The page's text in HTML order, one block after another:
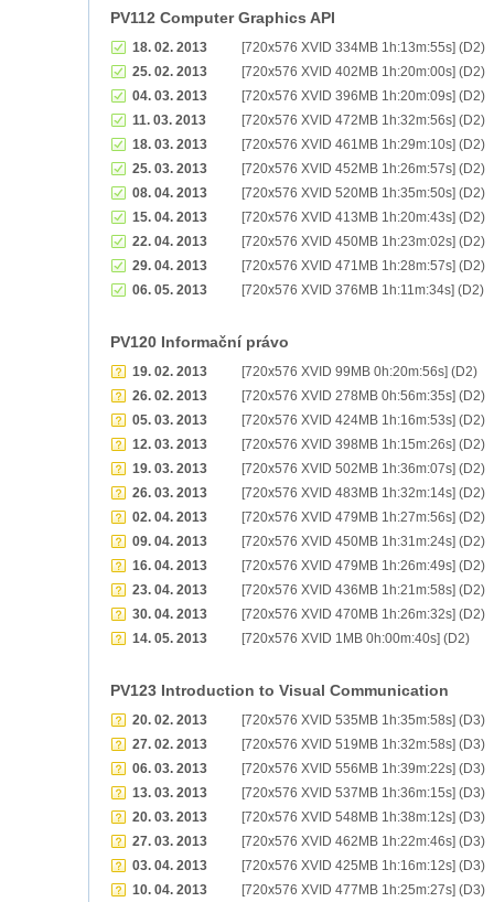
PV112 Computer Graphics API
18. 02. 2013
[720x576 XVID 334MB 1h:13m:55s] (D2)
25. 02. 2013
[720x576 XVID 402MB 1h:20m:00s] (D2)
04. 03. 2013
[720x576 XVID 396MB 1h:20m:09s] (D2)
11. 03. 2013
[720x576 XVID 472MB 1h:32m:56s] (D2)
18. 03. 2013
[720x576 XVID 461MB 1h:29m:10s] (D2)
25. 03. 2013
[720x576 XVID 452MB 1h:26m:57s] (D2)
08. 04. 2013
[720x576 XVID 520MB 1h:35m:50s] (D2)
15. 04. 2013
[720x576 XVID 413MB 1h:20m:43s] (D2)
22. 04. 2013
[720x576 XVID 450MB 1h:23m:02s] (D2)
29. 04. 2013
[720x576 XVID 471MB 1h:28m:57s] (D2)
06. 05. 2013
[720x576 XVID 376MB 1h:11m:34s] (D2)
PV120 Informační právo
19. 02. 2013
[720x576 XVID 99MB 0h:20m:56s] (D2)
26. 02. 2013
[720x576 XVID 278MB 0h:56m:35s] (D2)
05. 03. 2013
[720x576 XVID 424MB 1h:16m:53s] (D2)
12. 03. 2013
[720x576 XVID 398MB 1h:15m:26s] (D2)
19. 03. 2013
[720x576 XVID 502MB 1h:36m:07s] (D2)
26. 03. 2013
[720x576 XVID 483MB 1h:32m:14s] (D2)
02. 04. 2013
[720x576 XVID 479MB 1h:27m:56s] (D2)
09. 04. 2013
[720x576 XVID 450MB 1h:31m:24s] (D2)
16. 04. 2013
[720x576 XVID 479MB 1h:26m:49s] (D2)
23. 04. 2013
[720x576 XVID 436MB 1h:21m:58s] (D2)
30. 04. 2013
[720x576 XVID 470MB 1h:26m:32s] (D2)
14. 05. 2013
[720x576 XVID 1MB 0h:00m:40s] (D2)
PV123 Introduction to Visual Communication
20. 02. 2013
[720x576 XVID 535MB 1h:35m:58s] (D3)
27. 02. 2013
[720x576 XVID 519MB 1h:32m:58s] (D3)
06. 03. 2013
[720x576 XVID 556MB 1h:39m:22s] (D3)
13. 03. 2013
[720x576 XVID 537MB 1h:36m:15s] (D3)
20. 03. 2013
[720x576 XVID 548MB 1h:38m:12s] (D3)
27. 03. 2013
[720x576 XVID 462MB 1h:22m:46s] (D3)
03. 04. 2013
[720x576 XVID 425MB 1h:16m:12s] (D3)
10. 04. 2013
[720x576 XVID 477MB 1h:25m:27s] (D3)